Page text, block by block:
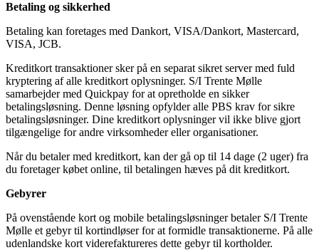
Betaling og sikkerhed
Betaling kan foretages med Dankort, VISA/Dankort, Mastercard,
VISA, JCB.
Kreditkort transaktioner sker på en separat sikret server med fuld
kryptering af alle kreditkort oplysninger. S/I Trente Mølle
samarbejder med Quickpay for at opretholde en sikker
betalingsløsning. Denne løsning opfylder alle PBS krav for sikre
betalingsløsninger. Dine kreditkort oplysninger vil ikke blive gjort
tilgængelige for andre virksomheder eller organisationer.
Når du betaler med kreditkort, kan der gå op til 14 dage (2 uger) fra
du foretager købet online, til betalingen hæves på dit kreditkort.
Gebyrer
På ovenstående kort og mobile betalingsløsninger betaler S/I Trente
Mølle et gebyr til kortindløser for at formidle transaktionerne. På alle
udenlandske kort viderefaktureres dette gebyr til kortholder.